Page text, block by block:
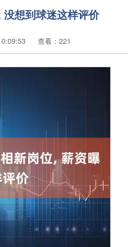
想到球迷这样评价
查看：221